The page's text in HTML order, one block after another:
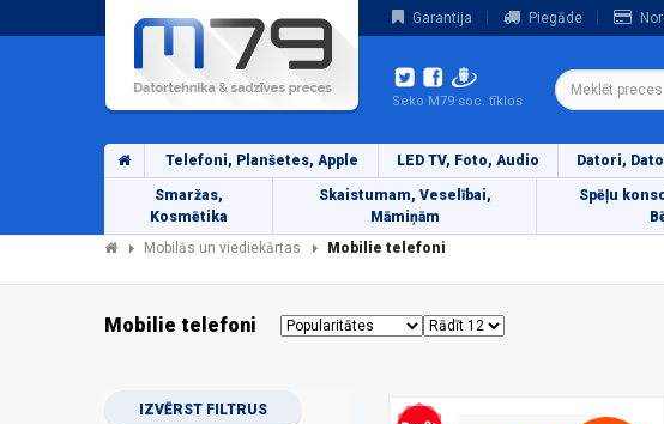
Garantija Piegāde
Seko M79 soc. tīklos
Telefoni, Planšetes, Apple LED TV, Foto, Audio Datori,
Smaržas,
Kosmētika
Skaistumam, Veselībai,
Māmiņām
Spēļu
Mobilās un viediekārtas Mobilie telefoni
Mobilie telefoni
IZVĒRST FILTRUS